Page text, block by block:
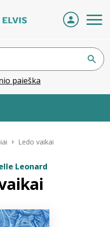
paieška
Ledo vaikai
Leonard